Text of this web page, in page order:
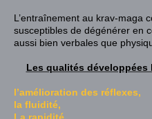
L’entraînement au krav-maga
susceptibles de dégénérer en
aussi bien verbales que
Les qualités développées
l’amélioration des réflexes,
la fluidité,